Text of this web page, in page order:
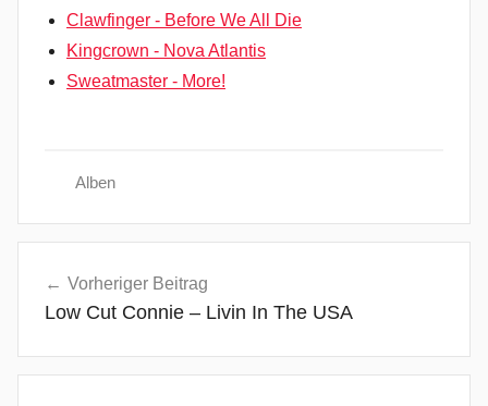
Clawfinger - Before We All Die
Kingcrown - Nova Atlantis
Sweatmaster - More!
Alben
C
o
s
s
Y
Vorheriger Beitrag
Low Cut Connie – Livin In The USA